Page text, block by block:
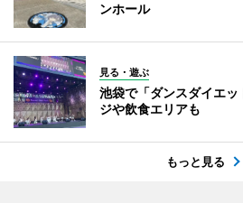
ンホール
見る・遊ぶ
池袋で「ダンスダイエ
ジや飲食エリアも
もっと見る